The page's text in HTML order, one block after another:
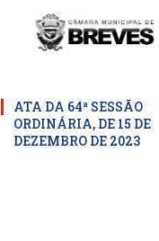
ATA DA 64ª SESSÃO
ORDINÁRIA, DE 15 DE
DEZEMBRO DE 2023